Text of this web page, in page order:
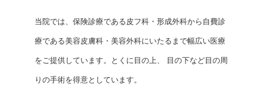
当院では、保険診療である皮フ科・形成外科から自費診
療である美容皮膚科・美容外科にいたるまで幅広い医療
をご提供しています。とくに目の上、 目の下など目の周
りの手術を得意としています。